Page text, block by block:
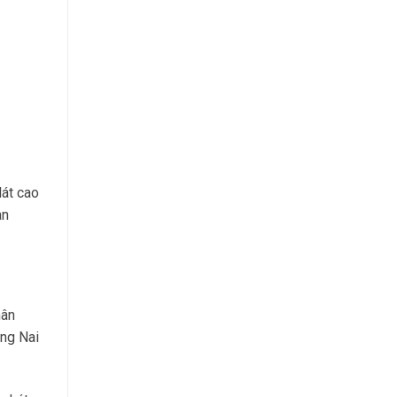
cao
Nai